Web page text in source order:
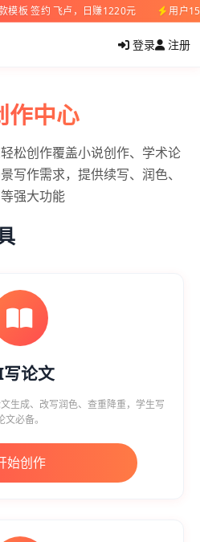
板 签约 飞卢，日赚1220元 用户
登录 注册
作中心
松创作覆盖小说创作、学术论
写作需求，提供续写、润色、
强大功能
论文
生成、改写润色、查重降重，学生写
文必备。
始创作